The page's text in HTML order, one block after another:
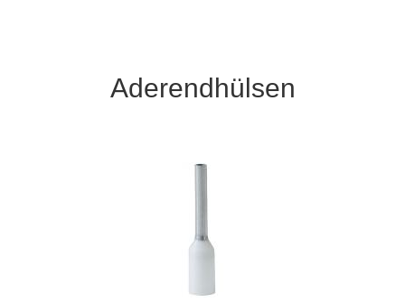
Aderendhülsen